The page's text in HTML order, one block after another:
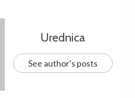
Urednica
See author's posts